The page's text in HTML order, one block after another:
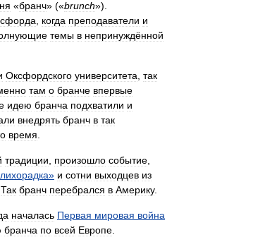
«бранч» («brunch»).
когда преподаватели и
темы в непринуждённой
Оксфордского университета так
там о бранче впервые
идею бранча подхватили и
внедрять бранч в так
время
традиции произошло событие
лихорадка» и сотни выходцев из
Так бранч перебрался в Америку.
началась Первая мировая война
бранча по всей Европе